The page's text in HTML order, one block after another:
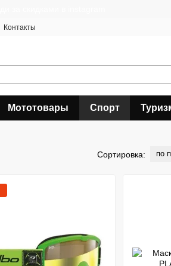
Контакты
Мототовары Спорт
Сортировка: по